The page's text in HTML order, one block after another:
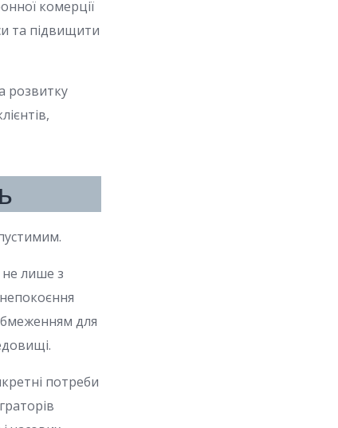
комерції
та підвищити
розвитку
не лише з
для
потреби